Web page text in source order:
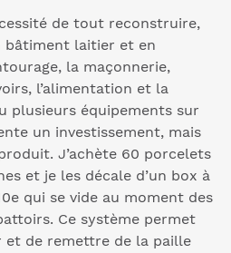
de tout reconstruire,
bâtiment laitier et en
la maçonnerie,
l’alimentation et la
plusieurs équipements sur
un investissement, mais
J’achète 60 porcelets
et je les décale d’un box à
qui se vide au moment des
Ce système permet
et de remettre de la paille